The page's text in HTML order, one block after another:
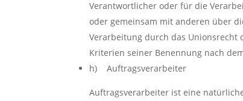
Verantwortlicher oder für die
oder gemeinsam mit anderen über
Verarbeitung durch das Unionsrecht
Kriterien seiner Benennung nach
h) Auftragsverarbeiter
Auftragsverarbeiter ist eine